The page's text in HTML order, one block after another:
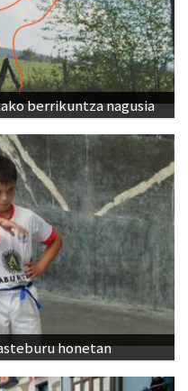
berrikuntza nagusia
honetan